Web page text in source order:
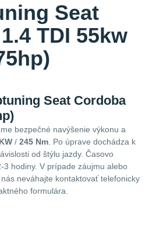
Seat
TDI 55kw
Seat Cordoba
bezpečné navýšenie výkonu a
/ 245 Nm . Po úprave dochádza k
od štýlu jazdy. Časovo
3 hodiny. V prípade záujmu alebo
neváhajte kontaktovať telefonicky
formulára.